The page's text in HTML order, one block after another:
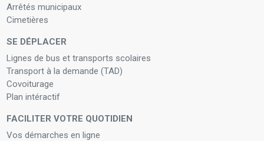
Arrêtés municipaux
Cimetières
SE DÉPLACER
Lignes de bus et transports scolaires
Transport à la demande (TAD)
Covoiturage
Plan intéractif
FACILITER VOTRE QUOTIDIEN
Vos démarches en ligne